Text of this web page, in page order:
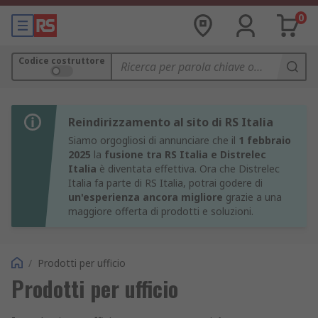
0
Codice costruttore
Reindirizzamento al sito di RS Italia
Siamo orgogliosi di annunciare che il 1 febbraio
2025 la fusione tra RS Italia e Distrelec
Italia è diventata effettiva. Ora che Distrelec
Italia fa parte di RS Italia, potrai godere di
un'esperienza ancora migliore grazie a una
maggiore offerta di prodotti e soluzioni.
/ Prodotti per ufficio
Prodotti per ufficio